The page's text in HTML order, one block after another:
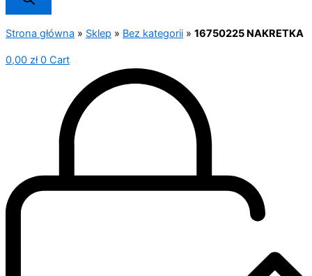
Strona główna » Sklep » Bez kategorii » 16750225 NAKRETKA
0,00 zł 0 Cart